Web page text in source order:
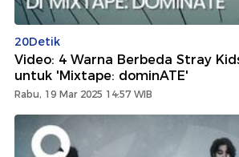
20Detik
Video: 4 Warna Berbeda Stray
untuk 'Mixtape: dominATE'
Rabu, 19 Mar 2025 14:57 WIB